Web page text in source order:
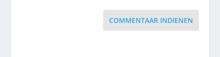
COMMENTAAR INDIENEN